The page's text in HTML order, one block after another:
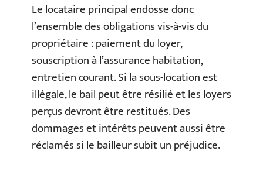
Le locataire principal endosse donc
l’ensemble des obligations vis-à-vis du
propriétaire : paiement du loyer,
souscription à l’assurance habitation,
entretien courant. Si la sous-location est
illégale, le bail peut être résilié et les loyers
perçus devront être restitués. Des
dommages et intérêts peuvent aussi être
réclamés si le bailleur subit un préjudice.